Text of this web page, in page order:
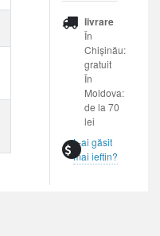
livrare
În
Chișinău:
gratuit
În
Moldova:
de la 70
lei
L-ai găsit
mai ieftin?